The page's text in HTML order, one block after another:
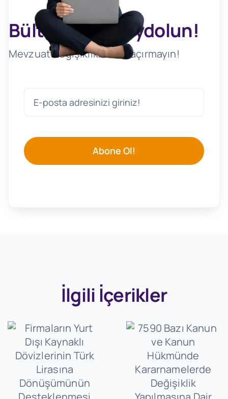
Bültenimize Kaydolun!
Mevzuat Değişikliklerini Kaçırmayın!
Abone Ol!
İlgili İçerikler